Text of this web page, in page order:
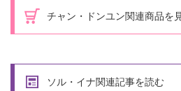
チャン・ドンユン関連商品を
ソル・イナ関連記事を読む